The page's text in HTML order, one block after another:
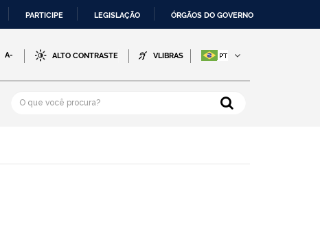
PARTICIPE LEGISLAÇÃO ÓRGÃOS DO GOVERNO
A- ALTO CONTRASTE VLIBRAS